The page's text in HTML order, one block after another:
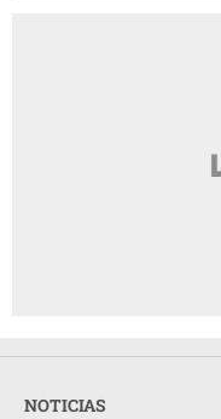
NOTICIAS